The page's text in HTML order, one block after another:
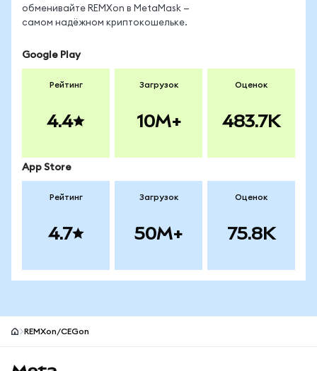
обменивайте REMXon в MetaMask —
самом надёжном криптокошельке.
Google Play
Рейтинг
4.4
Загрузок
10M+
Оценок
483.7K
App Store
Рейтинг
4.7
Загрузок
50M+
Оценок
75.8K
REMXon/CEGon